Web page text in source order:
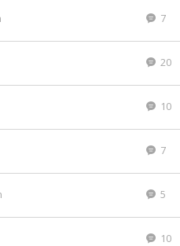
7
20
10
7
5
10